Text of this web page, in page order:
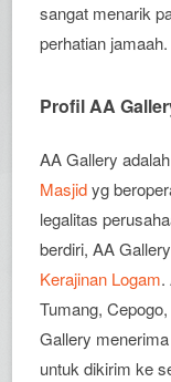
sangat menarik
perhatian jamaah.
Profil AA
AA Gallery
Masjidyg
legalitas
berdiri, AA
Kerajinan Logam.
Tumang,
Gallery
untuk dikirim ke